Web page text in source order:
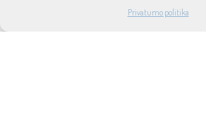
Privatumo politika
PASKYRA PAIEŠKA